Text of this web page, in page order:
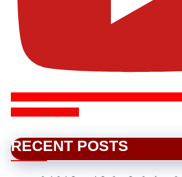
SUBSCRIBE NOW
RECENT POSTS